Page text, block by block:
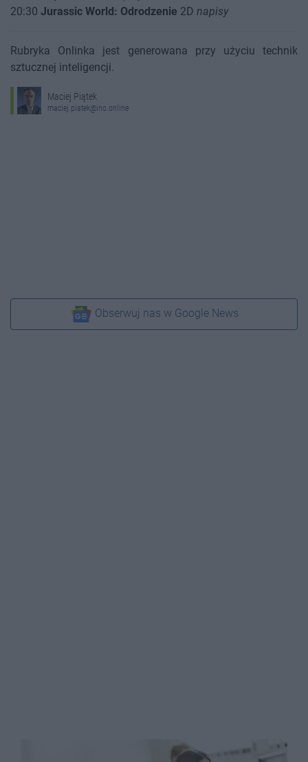
20:30 Jurassic World: Odrodzenie 2D napisy
Rubryka Onlinka jest generowana przy użyciu technik
sztucznej inteligencji.
Maciej Piątek
maciej.piatek@ino.online
Obserwuj nas w Google News